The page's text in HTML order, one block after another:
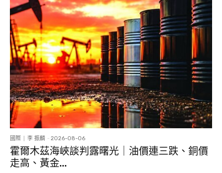
國際 李 振麟 - 2026-08-06
霍爾木茲海峽談判露曙光｜油價連三跌、銅價
走高、黃金...